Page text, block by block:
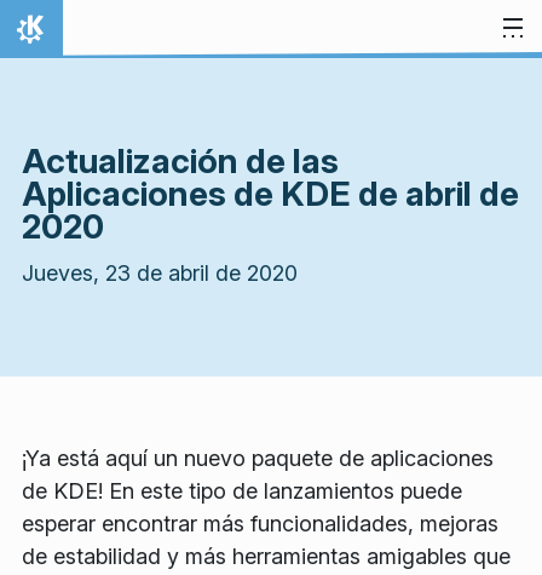
Ir al contenido
Inicio
Actualización de las
Aplicaciones de KDE de abril de
2020
Jueves, 23 de abril de 2020
¡Ya está aquí un nuevo paquete de aplicaciones
de KDE! En este tipo de lanzamientos puede
esperar encontrar más funcionalidades, mejoras
de estabilidad y más herramientas amigables que